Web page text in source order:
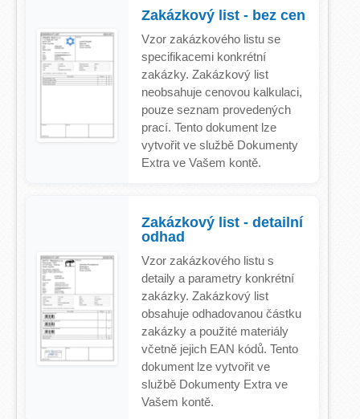
Zakázkový list - bez cen
Vzor zakázkového listu se
specifikacemi konkrétní
zakázky. Zakázkový list
neobsahuje cenovou kalkulaci,
pouze seznam provedených
prací. Tento dokument lze
vytvořit ve službě Dokumenty
Extra ve Vašem kontě.
Zakázkový list - detailní
odhad
Vzor zakázkového listu s
detaily a parametry konkrétní
zakázky. Zakázkový list
obsahuje odhadovanou částku
zakázky a použité materiály
včetně jejich EAN kódů. Tento
dokument lze vytvořit ve
službě Dokumenty Extra ve
Vašem kontě.